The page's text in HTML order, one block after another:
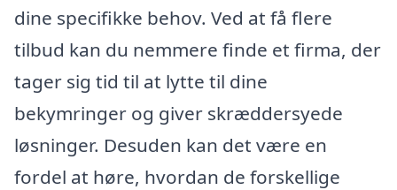
dine specifikke behov. Ved at få flere
tilbud kan du nemmere finde et firma, der
tager sig tid til at lytte til dine
bekymringer og giver skræddersyede
løsninger. Desuden kan det være en
fordel at høre, hvordan de forskellige